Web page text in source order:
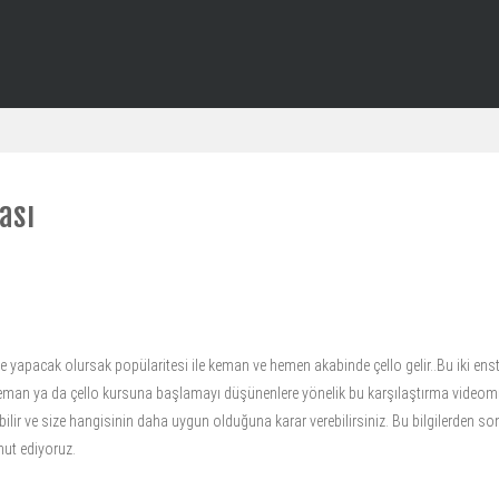
yapacak olursak popülaritesi ile keman ve hemen akabinde çello gelir..Bu iki
ya da çello kursuna başlamayı düşünenlere yönelik bu karşılaştırma
ve size hangisinin daha uygun olduğuna karar verebilirsiniz. Bu bilgilerden
ediyoruz.